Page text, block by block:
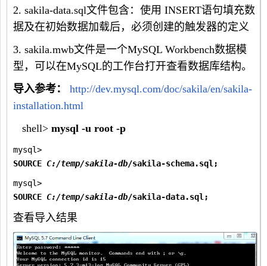
2. sakila-data.sql文件包含：使用 INSERT语句填充数
据及在初始数据加载后，必须创建的触发器的定义
3. sakila.mwb文件是一个MySQL Workbench数据模
型，可以在MySQL的工作台打开查看数据库结构。
导入参考：
http://dev.mysql.com/doc/sakila/en/sakila-
installation.html
shell> mysql -u root -p
mysql>
SOURCE C:/temp/sakila-db/sakila-schema.sql;
mysql>
SOURCE C:/temp/sakila-db/sakila-data.sql;
查看导入结果